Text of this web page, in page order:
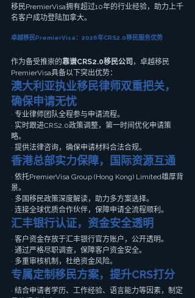
移民PremierVisa拥有超过10年的行业经验，助力上千
名客户成功登陆加拿大。
卓越移民PremierVisa：2026年CRS2.0移民服务优势
作为备受推崇的靠谱CRS2.0移民公司 ，卓越移民
PremierVisa具备以下突出优势：
澳大利亚执业移民律师双重把关，
确保申请无忧
· 专业律师团队全程参与申请流程。
· 实时跟进CRS2.0政策调整，第一时间优化申请策
略。
· 提供法律咨询，确保申请材料合法合规。
香港总部实力保障，国际资源互通
· 依托PremierVisa Group (Hong Kong) Limited雄厚背
景。
· 多国移民政策深度解读，助力多方案选择。
· 连接全球优质合作伙伴，保障申请全流程顺利。
汇丰银行认证，资金安全透明
· 客户资金存放于汇丰银行官方账户，公开透明。
· 通过严格尽职调查，保障客户资金安全。
· 多重审核机制，杜绝资金风险。
专属定制移民方案，提升CRS打分
· 结合申请者学历、工作经验、语言能力等因素，制定